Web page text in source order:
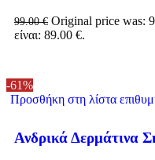
99.00€ Original price was:
είναι: 89.00 €.
-61%
Προσθήκη στη λίστα
Ανδρικά Δερμάτινα